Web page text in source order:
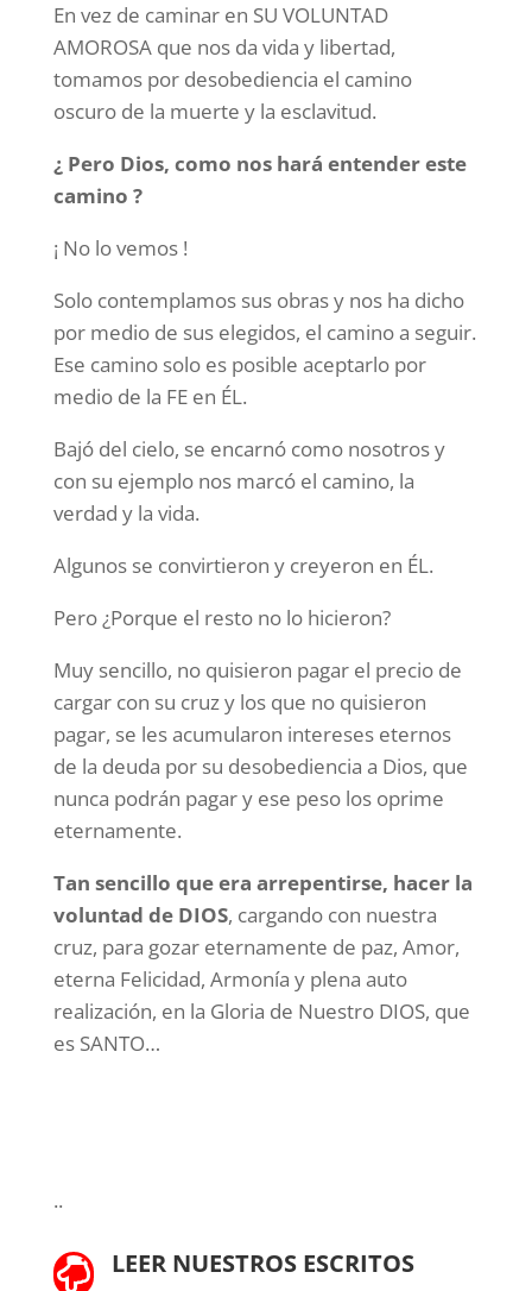
En vez de caminar en SU VOLUNTAD
AMOROSA que nos da vida y libertad,
tomamos por desobediencia el camino
oscuro de la muerte y la esclavitud.
¿ Pero Dios, como nos hará entender este
camino ?
¡ No lo vemos !
Solo contemplamos sus obras y nos ha dicho
por medio de sus elegidos, el camino a seguir.
Ese camino solo es posible aceptarlo por
medio de la FE en ÉL.
Bajó del cielo, se encarnó como nosotros y
con su ejemplo nos marcó el camino, la
verdad y la vida.
Algunos se convirtieron y creyeron en ÉL.
Pero ¿Porque el resto no lo hicieron?
Muy sencillo, no quisieron pagar el precio de
cargar con su cruz y los que no quisieron
pagar, se les acumularon intereses eternos
de la deuda por su desobediencia a Dios, que
nunca podrán pagar y ese peso los oprime
eternamente.
Tan sencillo que era arrepentirse, hacer la
voluntad de DIOS, cargando con nuestra
cruz, para gozar eternamente de paz, Amor,
eterna Felicidad, Armonía y plena auto
realización, en la Gloria de Nuestro DIOS, que
es SANTO…
..
 LEER NUESTROS ESCRITOS